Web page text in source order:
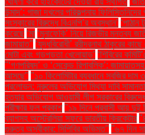
উন্মাদ’: গাজা দখলের পরিকল্পনায় ফিলিস্তিনিদের
সংস্কারের বিরুদ্ধে বিএনপি’র অবস্থান’
করেছে ‘মা ‘মুনাফেকি’ নিয়ে রিজভীর মন্তব্য
জামায়াত" ‘যুদ্ধবিরোধী’ রবীন্দ্রনাথ ঠাকুরের
মোটা এবং গড়পড়তা খেলোয়াড়’ ‘শিবিরের
"‘গণপরিষদ’ ও ‘সেকেন্ড রিপাবলিক’:
আসছে" "১০ কিলোমিটার ব্যবধানে সবজির দাম
প্রলোভন: নুরুলের অভিযোগ মিথ্যা দাবি
হত্যার অভিযোগ আওয়ামী লীগ সরকারের
পরীক্ষার ফল প্রকাশ "১৯ দিনে প্রবাসী আয় দুই
ব্যাগসহ অস্ট্রেলিয়া সফরে ভারতীয় ক্রিকেটার
গুরুত্ব অস্বীকার: সিপিবির অভিমত" "৬৭ দিন